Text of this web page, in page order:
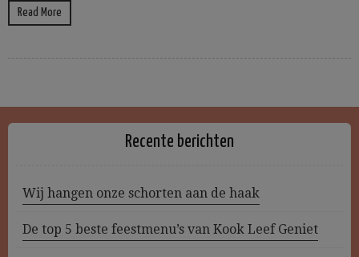
Read More
Recente berichten
Wij hangen onze schorten aan de haak
De top 5 beste feestmenu’s van Kook Leef Geniet